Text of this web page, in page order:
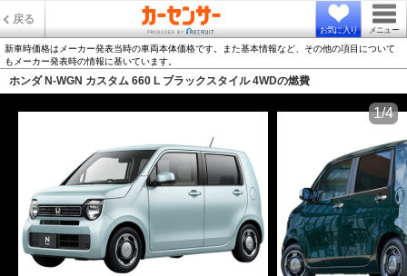
戻る
お気に入り メニュー
新車時価格はメーカー発表当時の車両本体価格です。また基本情報など、その他の項目について
もメーカー発表時の情報に基いています。
ホンダ N-WGN カスタム 660 L ブラックスタイル 4WDの燃費
1/4